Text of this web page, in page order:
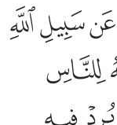
الذي جعلناه
ٱلْحَرَامِ ٱلَّذِىﱏﱐﱑ
ﱖ